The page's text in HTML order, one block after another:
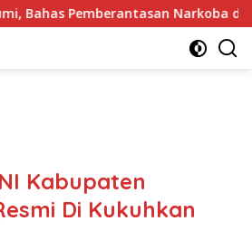
Pemberantasan Narkoba dan
Kabupaten
Di Kukuhkan